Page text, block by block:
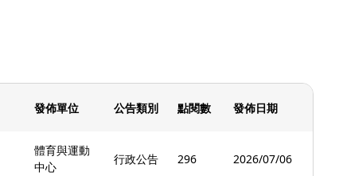
發佈單位 公告類別 點閱數 發佈日期
體育與運動
中心
行政公告 296 2026/07/06